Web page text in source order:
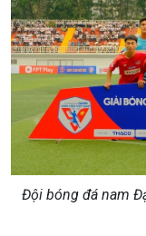
Đội bóng đá nam